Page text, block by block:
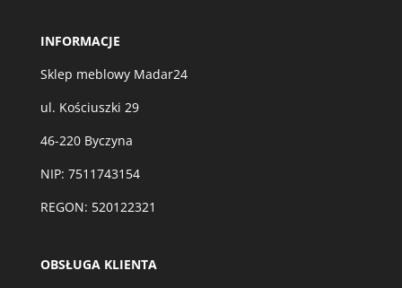
INFORMACJE
Sklep meblowy Madar24
ul. Kościuszki 29
46-220 Byczyna
NIP: 7511743154
REGON: 520122321
OBSŁUGA KLIENTA